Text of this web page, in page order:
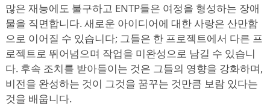
많은 재능에도 불구하고 ENTP들은 여정을 형성하는 장애
물을 직면합니다. 새로운 아이디어에 대한 사랑은 산만함
으로 이어질 수 있습니다; 그들은 한 프로젝트에서 다른 프
로젝트로 뛰어넘으며 작업을 미완성으로 남길 수 있습니
다. 후속 조치를 받아들이는 것은 그들의 영향을 강화하며,
비전을 완성하는 것이 그것을 꿈꾸는 것만큼 보람 있다는
것을 배웁니다.